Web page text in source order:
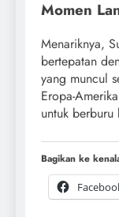
Momen
Menariknya,
bertepatan
yang muncul
Eropa-
untuk berburu
Bagikan ke